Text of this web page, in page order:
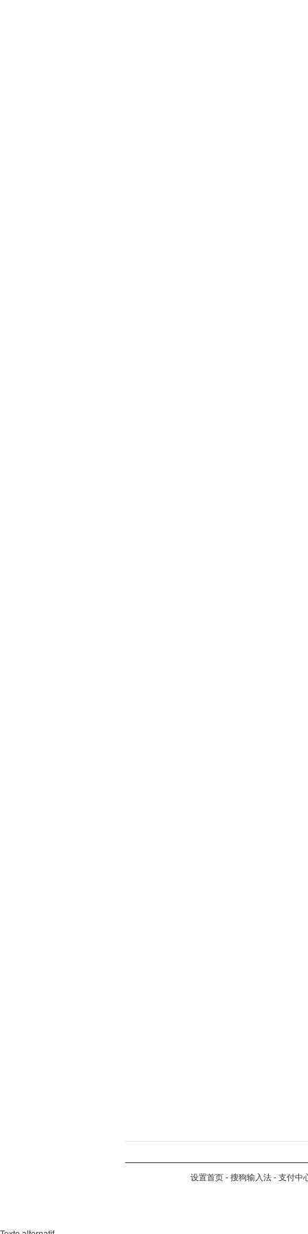
设置首页 - 搜狗输入法 - 支付中